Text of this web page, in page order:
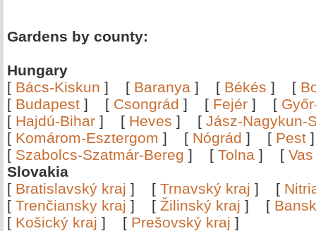
Gardens by county:
Hungary
[ Bács-Kiskun ] [ Baranya ] [ Békés ] [
[ Budapest ] [ Csongrád ] [ Fejér ] [
[ Hajdú-Bihar ] [ Heves ] [ Jász-Nagykun-
[ Komárom-Esztergom ] [ Nógrád ] [ Pest
[ Szabolcs-Szatmár-Bereg ] [ Tolna ] [ Vas
Slovakia
[ Bratislavský kraj ] [ Trnavský kraj ] [
[ Trenčiansky kraj ] [ Žilinský kraj ] [
[ Košický kraj ] [ Prešovský kraj ]